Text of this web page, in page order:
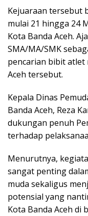
Kejuaraan tersebut
mulai 21 hingga 24
Kota Banda Aceh.
SMA/MA/SMK
pencarian bibit atlet
Aceh tersebut.
Kepala Dinas
Banda Aceh, Reza
dukungan penuh
terhadap
Menurutnya,
sangat penting
muda sekaligus
potensial yang
Kota Banda Aceh di